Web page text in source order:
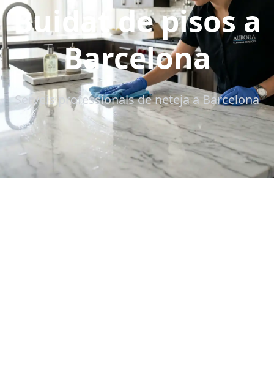
Buidat de pisos a
Barcelona
Serveis professionals de neteja a Barcelona